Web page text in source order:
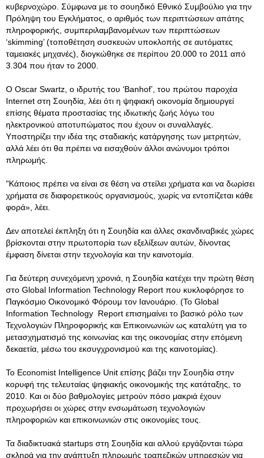
κυβερνοχώρο. Σύμφωνα με το σουηδικό Εθνικό Συμβούλιο για την
Πρόληψη του Εγκλήματος, ο αριθμός των περιπτώσεων απάτης
πληροφορικής, συμπεριλαμβανομένων των περιπτώσεων
‘skimming’ (τοποθέτηση συσκευών υποκλοπής σε αυτόματες
ταμειακές μηχανές), διογκώθηκε σε περίπου 20.000 το 2011 από
3.304 που ήταν το 2000.
Ο Oscar Swartz, ο ιδρυτής του ‘Banhof’, του πρώτου παροχέα
Internet στη Σουηδία, λέει ότι η ψηφιακή οικονομία δημιουργεί
επίσης θέματα προστασίας της ιδιωτικής ζωής λόγω του
ηλεκτρονικού αποτυπώματος που έχουν οι συναλλαγές.
Υποστηρίζει την ιδέα της σταδιακής κατάργησης των μετρητών,
αλλά λέει ότι θα πρέπει να εισαχθούν άλλοι ανώνυμοι τρόποι
πληρωμής.
"Κάποιος πρέπει να είναι σε θέση να στείλει χρήματα και να δωρίσει
χρήματα σε διαφορετικούς οργανισμούς, χωρίς να εντοπίζεται κάθε
φορά», λέει.
Δεν αποτελεί έκπληξη ότι η Σουηδία και άλλες σκανδιναβικές χώρες
βρίσκονται στην πρωτοπορία των εξελίξεων αυτών, δίνοντας
έμφαση δίνεται στην τεχνολογία και την καινοτομία.
Για δεύτερη συνεχόμενη χρονιά, η Σουηδία κατέχει την πρώτη θέση
στο Global Information Technology Report που κυκλοφόρησε το
Παγκόσμιο Οικονομικό Φόρουμ τον Ιανουάριο. (Το Global
Information Technology Report επισημαίνει το βασικό ρόλο των
Τεχνολογιών Πληροφορικής και Επικοινωνιών ως καταλύτη για το
μετασχηματισμό της κοινωνίας και της οικονομίας στην επόμενη
δεκαετία, μέσω του εκσυγχρονισμού και της καινοτομίας).
Το Economist Intelligence Unit επίσης βάζει την Σουηδία στην
κορυφή της τελευταίας ψηφιακής οικονομικής της κατάταξης, το
2010. Και οι δύο βαθμολογίες μετρούν πόσο μακριά έχουν
προχωρήσει οι χώρες στην ενσωμάτωση τεχνολογιών
πληροφοριών και επικοινωνιών στις οικονομίες τους.
Τα διαδικτυακά startups στη Σουηδία και αλλού εργάζονται τώρα
σκληρά για την ανάπτυξη πληρωμής τραπεζικών υπηρεσιών για